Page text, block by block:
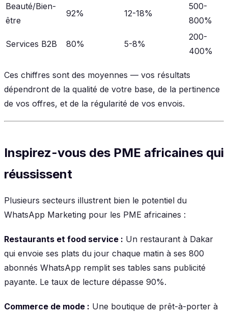
Beauté/Bien-
être
92% 12-18%
500-
800%
Services B2B 80% 5-8%
200-
400%
Ces chiffres sont des moyennes — vos résultats
dépendront de la qualité de votre base, de la pertinence
de vos offres, et de la régularité de vos envois.
Inspirez-vous des PME africaines qui
réussissent
Plusieurs secteurs illustrent bien le potentiel du
WhatsApp Marketing pour les PME africaines :
Restaurants et food service : Un restaurant à Dakar
qui envoie ses plats du jour chaque matin à ses 800
abonnés WhatsApp remplit ses tables sans publicité
payante. Le taux de lecture dépasse 90%.
Commerce de mode : Une boutique de prêt-à-porter à